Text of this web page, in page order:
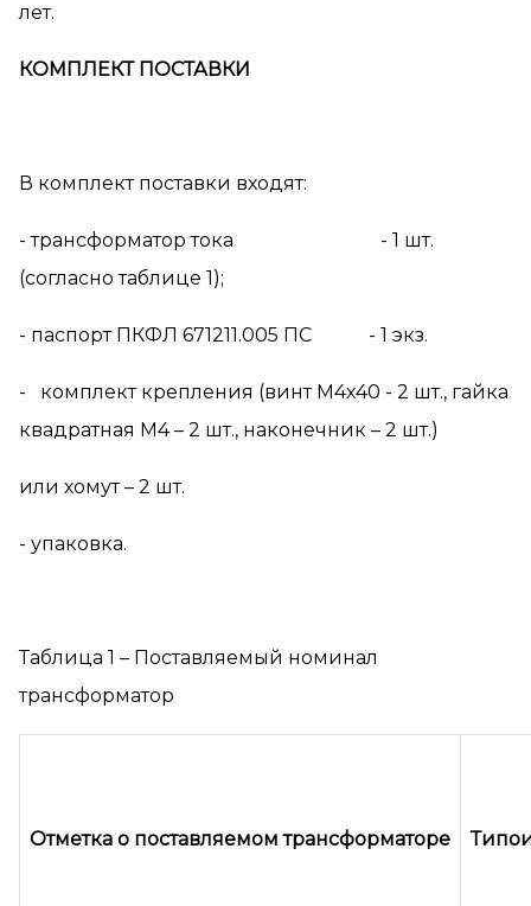
лет.
КОМПЛЕКТ ПОСТАВКИ
В комплект поставки входят:
- трансформатор тока - 1 шт.
(согласно таблице 1);
- паспорт ПКФЛ 671211.005 ПС - 1 экз.
- комплект крепления (винт М4х40 - 2 шт., гайка
квадратная М4 – 2 шт., наконечник – 2 шт.)
или хомут – 2 шт.
- упаковка.
Таблица 1 – Поставляемый номинал
трансформатор
Отметка о поставляемом трансформаторе